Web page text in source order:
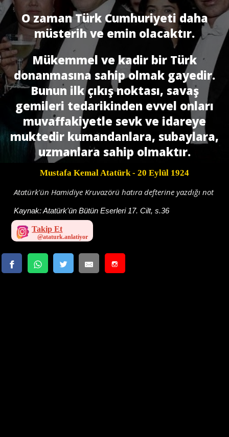
O zaman Türk Cumhuriyeti daha
müsterih ve emin olacaktır.
Mükemmel ve kadir bir Türk
donanmasına sahip olmak gayedir.
Bunun ilk çıkış noktası, savaş
gemileri tedarikinden evvel onları
muvaffakiyetle sevk ve idareye
muktedir kumandanlara, subaylara,
uzmanlara sahip olmaktır.
Mustafa Kemal Atatürk- 20 Eylül 1924
Atatürk'ün Hamidiye Kruvazörü hatıra defterine yazdığı not
Kaynak:Atatürk'ün Bütün Eserleri 17. Cilt, s.36
Takip Et